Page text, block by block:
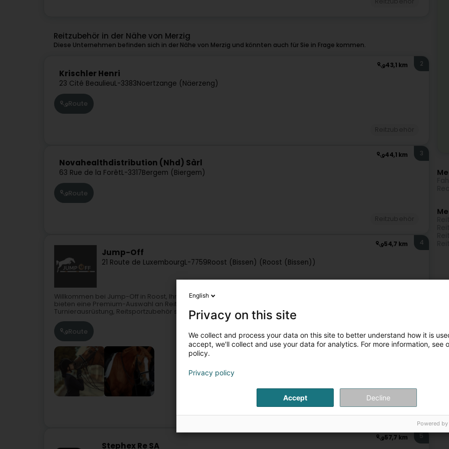
Reitzubehör in der Nähe von Merzig
Diese Unternehmen befinden sich in der Nähe von Merzig und könnten auch für Sie in Frage kommen.
43,1 km
Krischler Henri
23 Cité BeaulieuL-3383Noertzange (Näerzeng)
2
Route
44,1 km
Novahealthdistribution (Nhd) Sàrl
63 Rue de la ForêtL-3317Bergem (Biergem)
3
Route
54,7 km
Jump-Off
21 Route de LuxembourgL-7759Roost (Bissen) (Roost (Bissen))
4
Willkommen bei Jump-Off in Roost, Ihrem hochwertigen Reitsportgeschäft für Dressur und Springreiten.Wir
bieten eine Premium-Auswahl an Reitsportartikeln für Reiter und Pferde: technische Reitbekleidung,
Turnierausrüstung, Reitsportzubehör sowie...
Route
57,7 km
Stephex Re SA
5
English
Privacy on this site
We collect and process your data on this site to better understand how it is
accept, we'll collect and use your data for analytics. For more information, see
policy.
Privacy policy
Accept Decline
Powered by